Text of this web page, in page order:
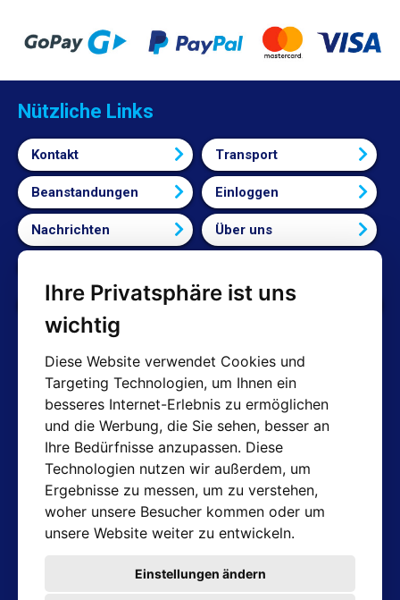
Ihre Privatsphäre ist uns
wichtig
Diese Website verwendet Cookies und
Targeting Technologien, um Ihnen ein
besseres Internet-Erlebnis zu ermöglichen
und die Werbung, die Sie sehen, besser an
Ihre Bedürfnisse anzupassen. Diese
Technologien nutzen wir außerdem, um
Ergebnisse zu messen, um zu verstehen,
woher unsere Besucher kommen oder um
unsere Website weiter zu entwickeln.
Einstellungen ändern
Nützliche Links
Kontakt Transport
Beanstandungen Einloggen
Nachrichten Über uns
Cookie-Einstellungen bearbeiten
AT-Kontakte
Shop: info@hotair.cz
+420 603 357 606 (Nur Englisch)
Mo-Fr: 7:30 – 15:00
Technische Abteilung: servis@hotair.cz
Ausgabe von Waren
(Tschechische Republik - Ostrava)